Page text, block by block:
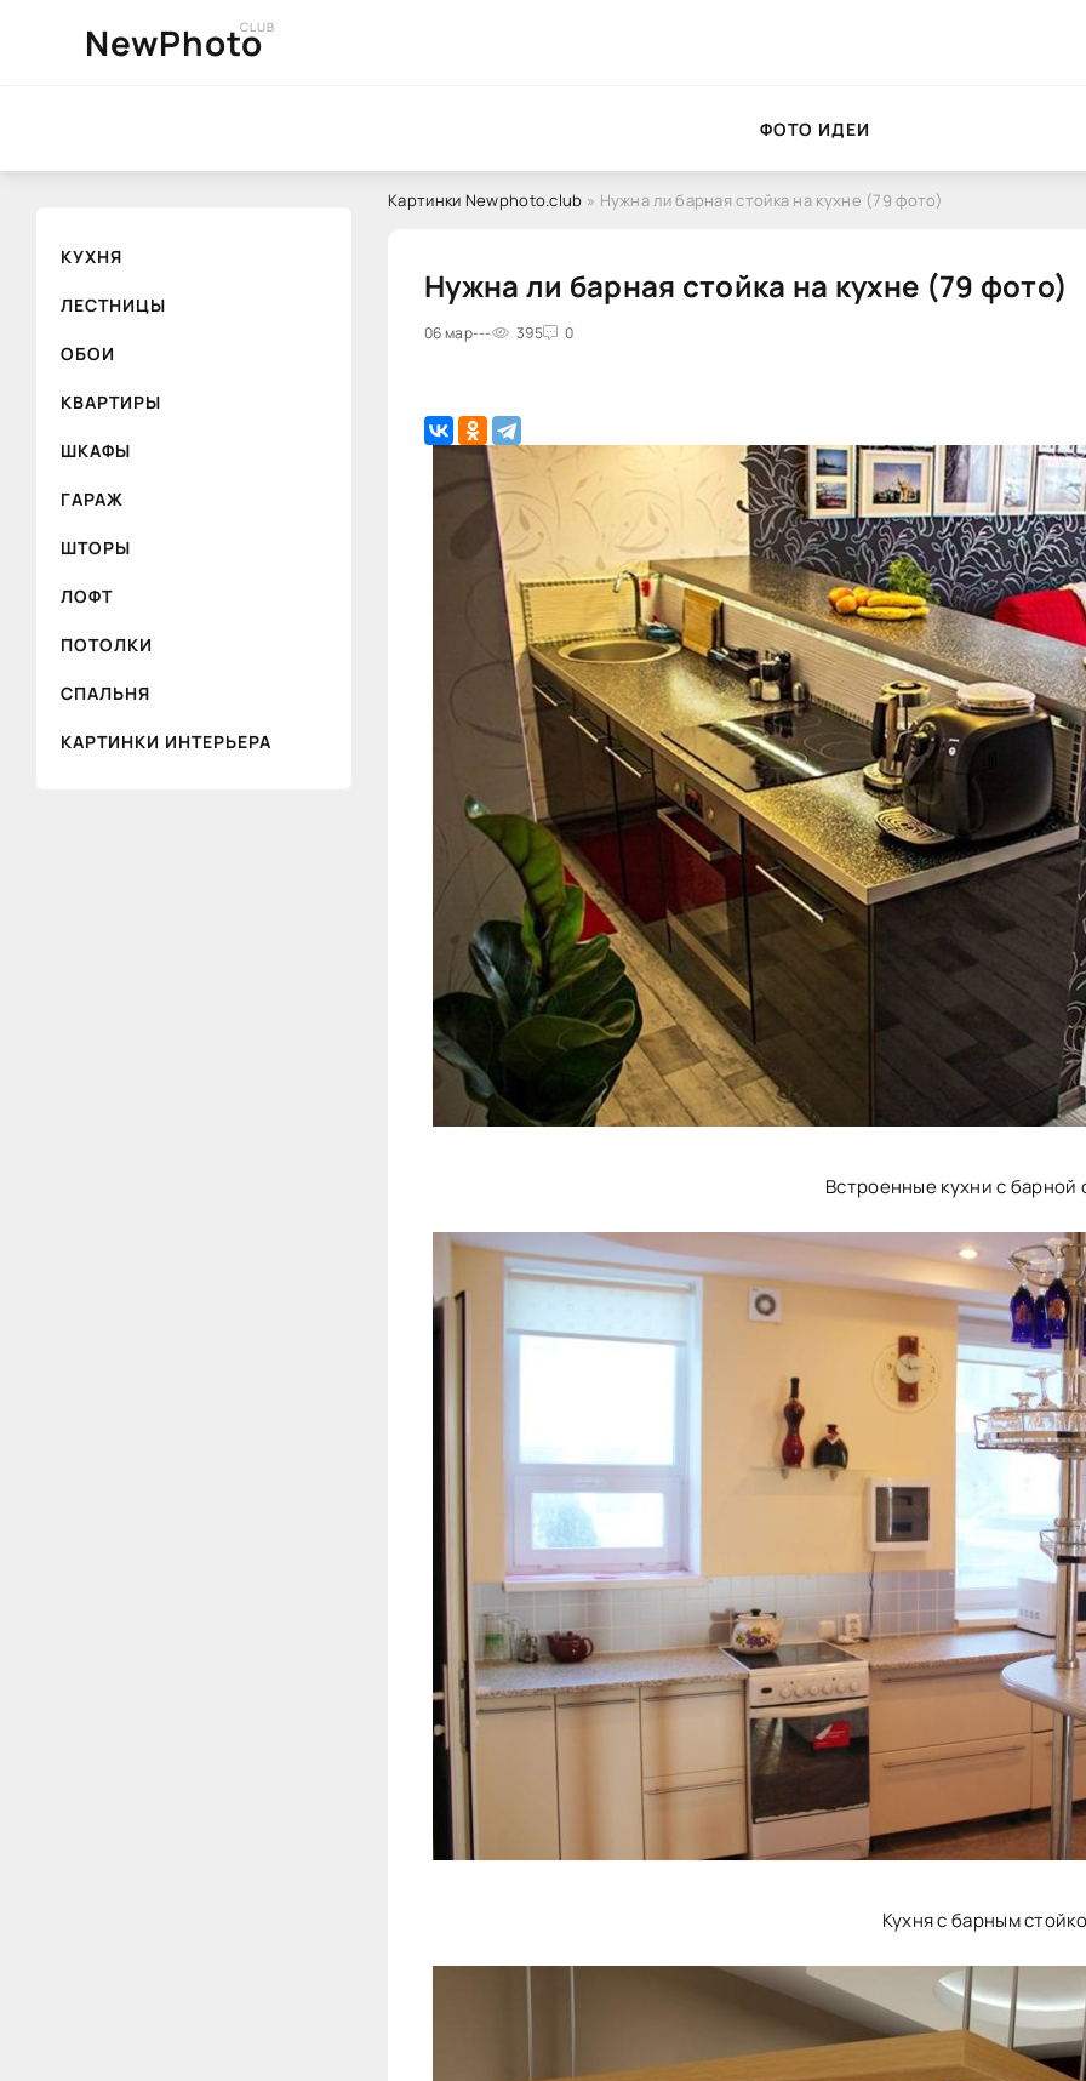
NewPhoto
CLUB
ФОТО ИДЕИ
КУХНЯ
ЛЕСТНИЦЫ
ОБОИ
КВАРТИРЫ
ШКАФЫ
ГАРАЖ
ШТОРЫ
ЛОФТ
ПОТОЛКИ
СПАЛЬНЯ
КАРТИНКИ ИНТЕРЬЕРА
Картинки Newphoto.club » Нужна ли барная стойка на кухне (79 фото)
Нужна ли барная стойка на кухне (79 фото)
06 мар--- 395 0
Встроенные кухни с барной
Кухня с барным